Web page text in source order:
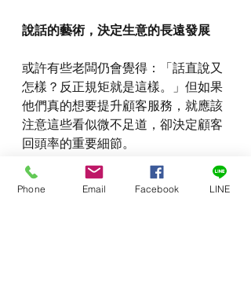
說話的藝術，決定生意的長遠發展
或許有些老闆仍會覺得：「話直說又
怎樣？反正規矩就是這樣。」但如果
他們真的想要提升顧客服務，就應該
注意這些看似微不足道，卻決定顧客
回頭率的重要細節。
生意不只是交易，更是一種人際關係
Phone Email Facebook LINE